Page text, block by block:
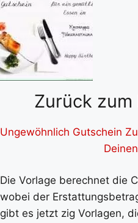
Zurück
Ungewöhnlich Gutschein
Die Vorlage berechnet die
wobei der
gibt es jetzt zig Vorlagen,